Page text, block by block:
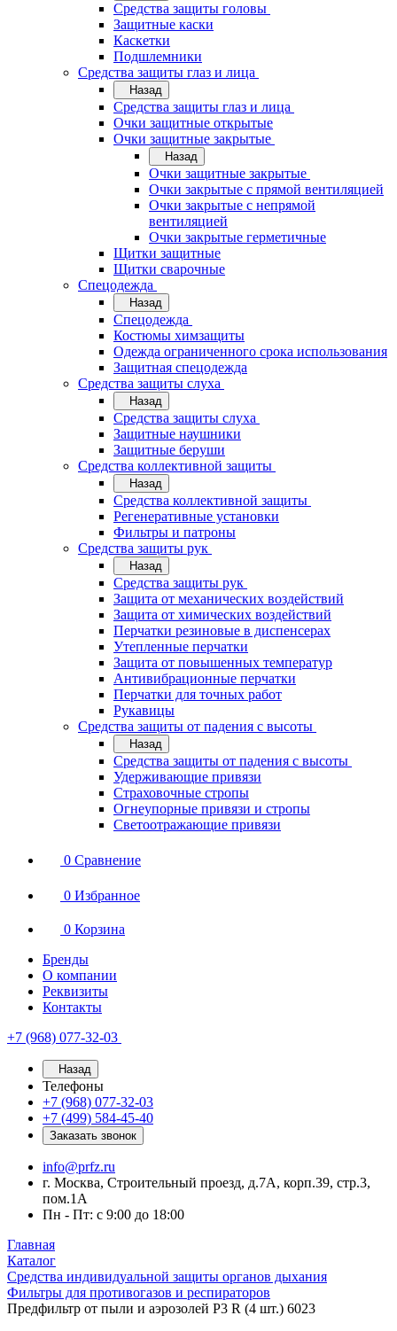
Средства защиты головы
Защитные каски
Каскетки
Подшлемники
Средства защиты глаз и лица
Назад
Средства защиты глаз и лица
Очки защитные открытые
Очки защитные закрытые
Назад
Очки защитные закрытые
Очки закрытые с прямой вентиляцией
Очки закрытые с непрямой
вентиляцией
Очки закрытые герметичные
Щитки защитные
Щитки сварочные
Спецодежда
Назад
Спецодежда
Костюмы химзащиты
Одежда ограниченного срока использования
Защитная спецодежда
Средства защиты слуха
Назад
Средства защиты слуха
Защитные наушники
Защитные беруши
Средства коллективной защиты
Назад
Средства коллективной защиты
Регенеративные установки
Фильтры и патроны
Средства защиты рук
Назад
Средства защиты рук
Защита от механических воздействий
Защита от химических воздействий
Перчатки резиновые в диспенсерах
Утепленные перчатки
Защита от повышенных температур
Антивибрационные перчатки
Перчатки для точных работ
Рукавицы
Средства защиты от падения с высоты
Назад
Средства защиты от падения с высоты
Удерживающие привязи
Страховочные стропы
Огнеупорные привязи и стропы
Светоотражающие привязи
0 Сравнение
0 Избранное
0 Корзина
Бренды
О компании
Реквизиты
Контакты
+7 (968) 077-32-03
Назад
Телефоны
+7 (968) 077-32-03
+7 (499) 584-45-40
Заказать звонок
info@prfz.ru
г. Москва, Строительный проезд, д.7А, корп.39, стр.3,
пом.1А
Пн - Пт: с 9:00 до 18:00
Главная
Каталог
Средства индивидуальной защиты органов дыхания
Фильтры для противогазов и респираторов
Предфильтр от пыли и аэрозолей P3 R (4 шт.) 6023